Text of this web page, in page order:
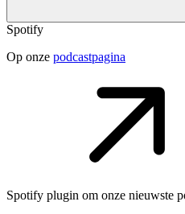
Spotify
Op onze podcastpagina
Spotify plugin om onze nieuwste